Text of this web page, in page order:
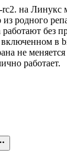
на Линукс
из родного
работают без
в
не
работает.